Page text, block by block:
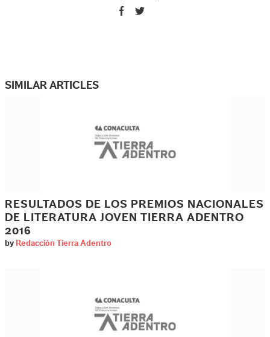
SIMILAR ARTICLES
RESULTADOS DE LOS PREMIOS NACIONALES
DE LITERATURA JOVEN TIERRA ADENTRO
2016
by Redacción Tierra Adentro